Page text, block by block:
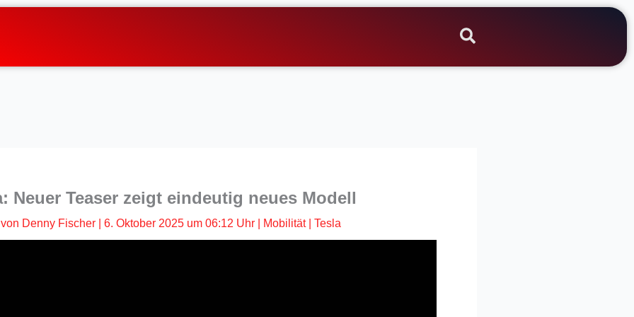
Neuer Teaser zeigt eindeutig neues Modell
von Denny Fischer 6. Oktober 2025 um 06:12 Uhr Mobilität| Tesla